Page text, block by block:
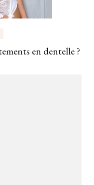
en dentelle ?